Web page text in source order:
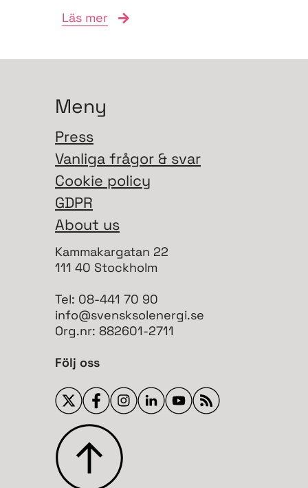
anslutningsprocessen och
Läs mer
Meny
Press
Vanliga frågor & svar
Cookie policy
GDPR
About us
Kammakargatan 22
111 40 Stockholm
Tel: 08-441 70 90
info@svensksolenergi.se
Org.nr: 882601-2711
Följ oss